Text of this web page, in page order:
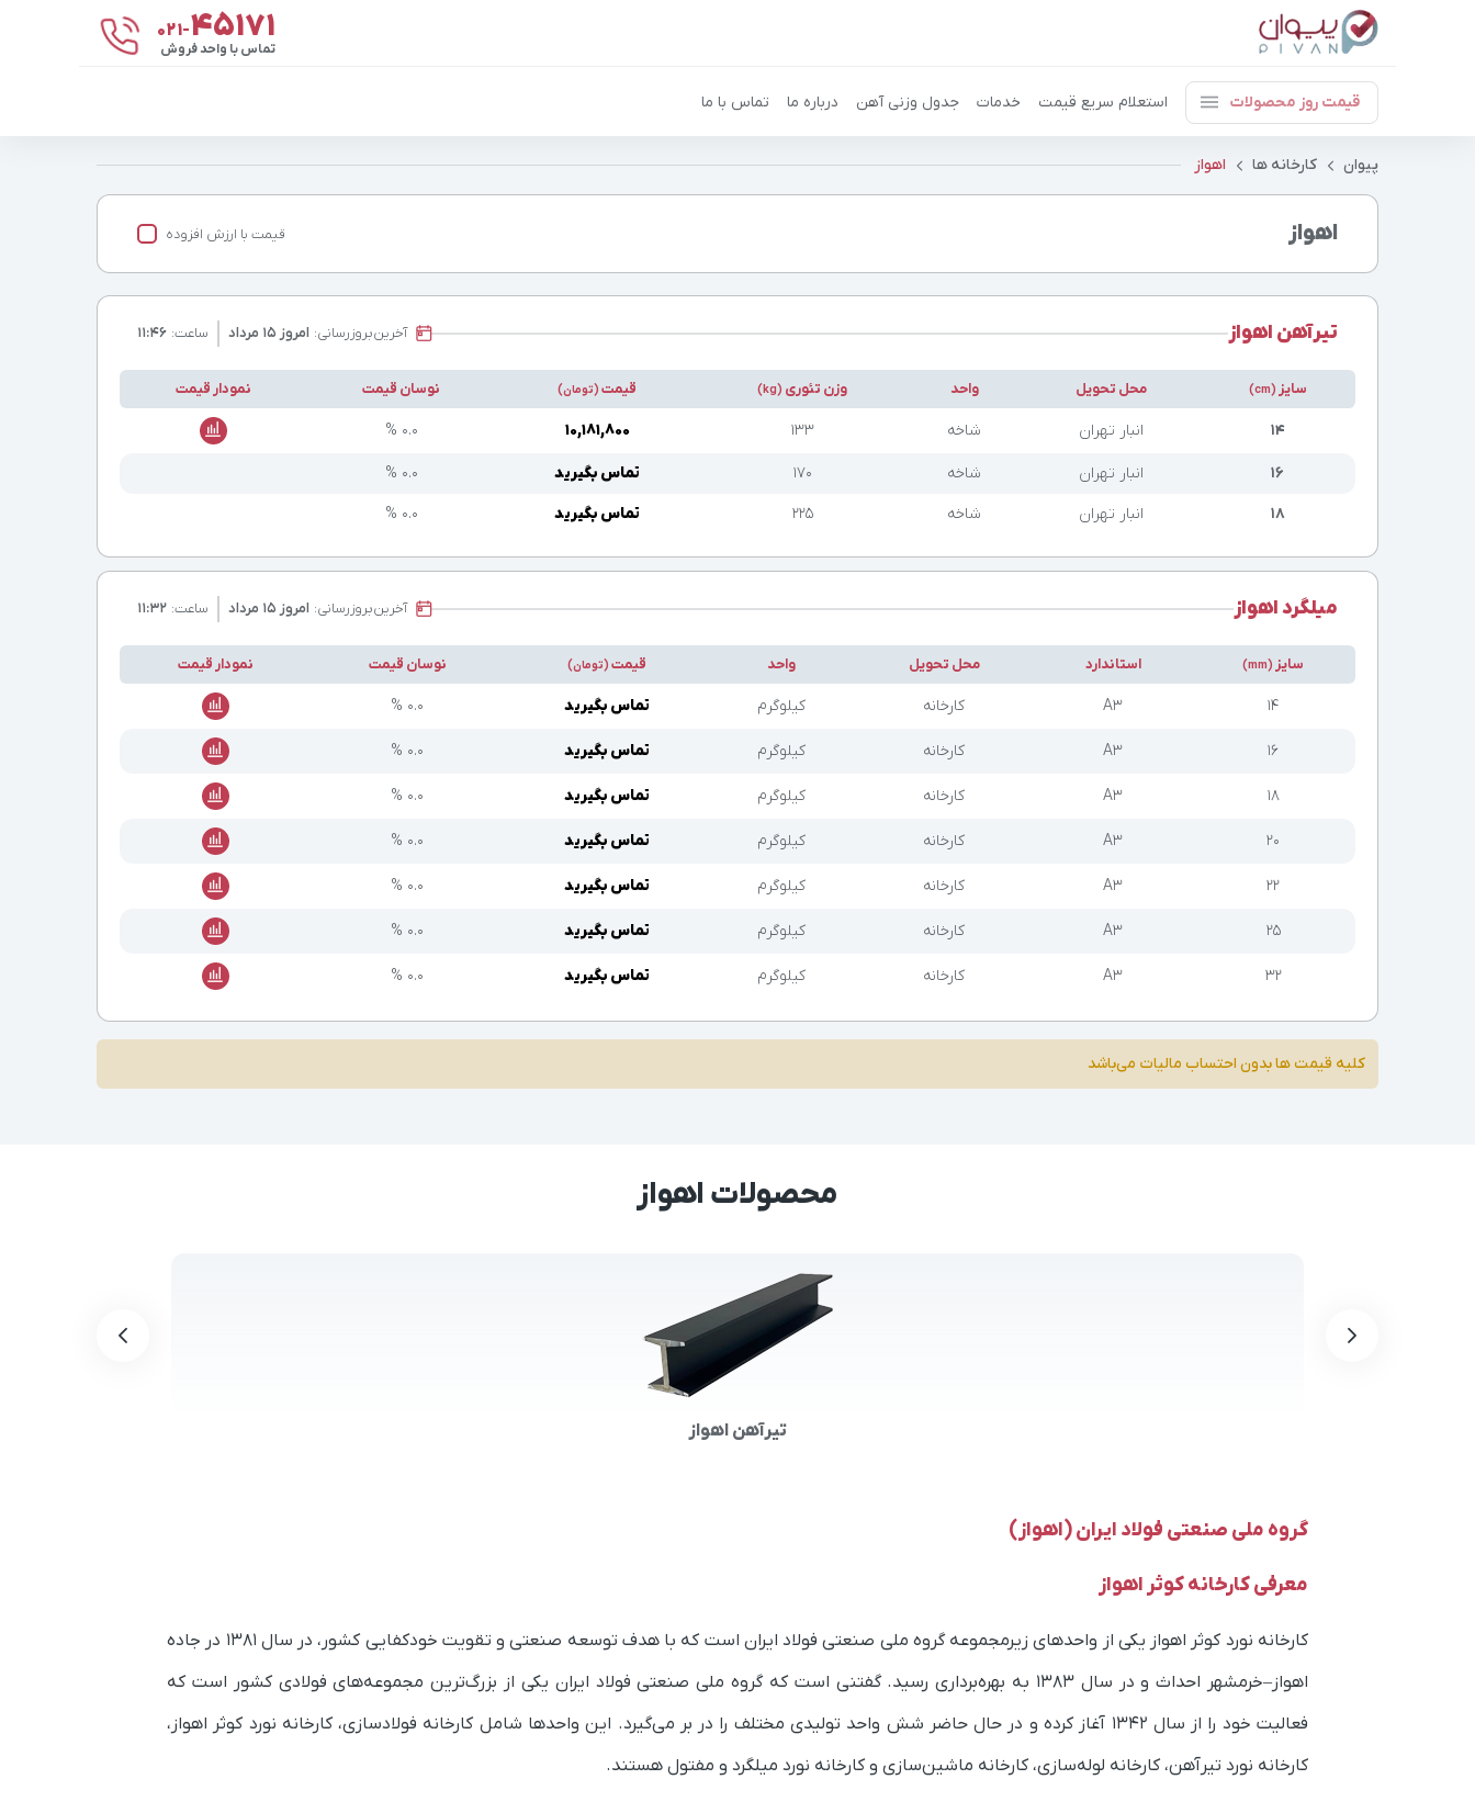
021-۴۵۱۷۱
تماس با واحد فروش
قیمت روز محصولات استعلام سریع قیمت خدمات جدول وزنی آهن درباره ما تماس با ما
پیوان کارخانه ها اهواز
اهواز قیمت با ارزش افزوده
تیرآهن اهواز آخرینبروزرسانی: امروز ۱۵ مرداد ساعت: ۱۱:۴۶
سایز (cm) محل تحویل واحد وزن تئوری (kg) قیمت (تومان) نوسان قیمت نمودار قیمت
۱۴ انبار تهران شاخه ۱۳۳ ۱۰,۱۸۱,۸۰۰ ۰.۰ %
۱۶ انبار تهران شاخه ۱۷۰ تماس بگیرید
۰.۰ %
۱۸
انبار تهران شاخه ۲۲۵ تماس بگیرید ۰.۰ %
میلگرد اهواز آخرینبروزرسانی: امروز ۱۵ مرداد ساعت: ۱۱:۳۲
سایز (mm) استاندارد محل تحویل واحد قیمت (تومان) نوسان قیمت نمودار قیمت
۱۴ A3 کارخانه کیلوگرم تماس بگیرید ۰.۰ %
۱۶ A3 کارخانه کیلوگرم تماس بگیرید ۰.۰ %
۱۸ A3 کارخانه کیلوگرم تماس بگیرید ۰.۰ %
۲۰ A3 کارخانه کیلوگرم تماس بگیرید ۰.۰ %
۲۲ A3 کارخانه کیلوگرم تماس بگیرید ۰.۰ %
۲۵ A3 کارخانه کیلوگرم تماس بگیرید ۰.۰ %
۳۲ A3 کارخانه کیلوگرم تماس بگیرید ۰.۰ %
کلیه قیمت ها بدون احتساب مالیات می‌باشد
محصولات اهواز
تیرآهن اهواز
گروه ملی صنعتی فولاد ایران (اهواز)
معرفی کارخانه کوثر اهواز
کارخانه نورد کوثر اهواز یکی از واحدهای زیرمجموعه گروه ملی صنعتی فولاد ایران است که با هدف توسعه صنعتی و تقویت خودکفایی کشور، در سال ۱۳۸۱ در جاده
اهواز–خرمشهر احداث و در سال ۱۳۸۳ به بهره‌برداری رسید. گفتنی است که گروه ملی صنعتی فولاد ایران یکی از بزرگ‌ترین مجموعه‌های فولادی کشور است که
فعالیت خود را از سال ۱۳۴۲ آغاز کرده و در حال حاضر شش واحد تولیدی مختلف را در بر می‌گیرد. این واحدها شامل کارخانه فولادسازی، کارخانه نورد کوثر اهواز،
کارخانه نورد تیرآهن، کارخانه لوله‌سازی، کارخانه ماشین‌سازی و کارخانه نورد میلگرد و مفتول هستند.